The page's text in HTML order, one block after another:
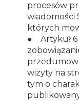
procesów
wiadomości
których
● Artykuł 6
wizyty na
tym o